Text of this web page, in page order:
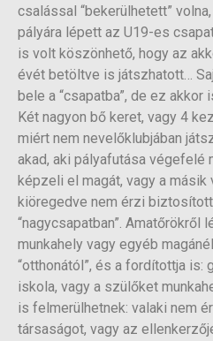
csalással “bekerülhetett”
pályára lépett az U19-es
is volt köszönhető, hogy az
évét betöltve is játszhatott…
bele a “csapatba”, de ez
Két nagyon bő keret, vagy 4
miért nem nevelőklubjában
akad, aki pályafutása végefelé
képzeli el magát, vagy a másik
kiöregedve nem érzi
“nagycsapatban”. Amatőrökről
munkahely vagy egyéb
“otthonától”, és a fordítottja is:
iskola, vagy a szülőket
is felmerülhetnek: valaki nem
társaságot, vagy az